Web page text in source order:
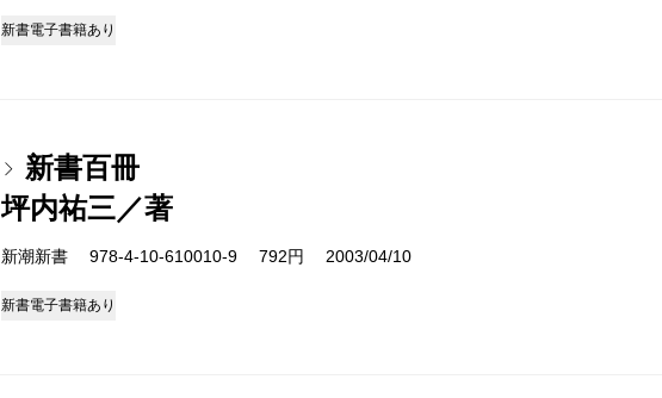
新書電子書籍あり
新書百冊
坪内祐三／著
新潮新書 978-4-10-610010-9 792円 2003/04/10
新書電子書籍あり